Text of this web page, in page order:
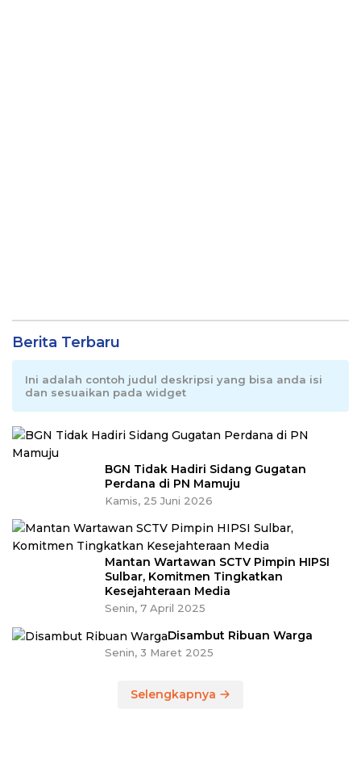
Berita Terbaru
Ini adalah contoh judul deskripsi yang bisa anda isi
dan sesuaikan pada widget
BGN Tidak Hadiri Sidang Gugatan
Perdana di PN Mamuju
Kamis, 25 Juni 2026
Mantan Wartawan SCTV Pimpin HIPSI
Sulbar, Komitmen Tingkatkan
Kesejahteraan Media
Senin, 7 April 2025
Disambut Ribuan Warga
Senin, 3 Maret 2025
Selengkapnya